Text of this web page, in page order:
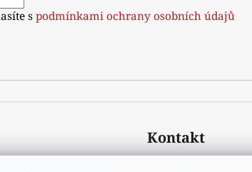
spodmínkami ochrany osobních údajů
Kontakt